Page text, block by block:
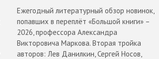
Ежегодный литературный обзор новинок,
попавших в переплёт «Большой книги» –
2026, профессора Александра
Викторовича Маркова. Вторая тройка
авторов: Лев Данилкин, Сергей Носов,